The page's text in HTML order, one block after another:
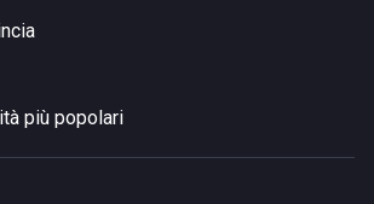
più popolari